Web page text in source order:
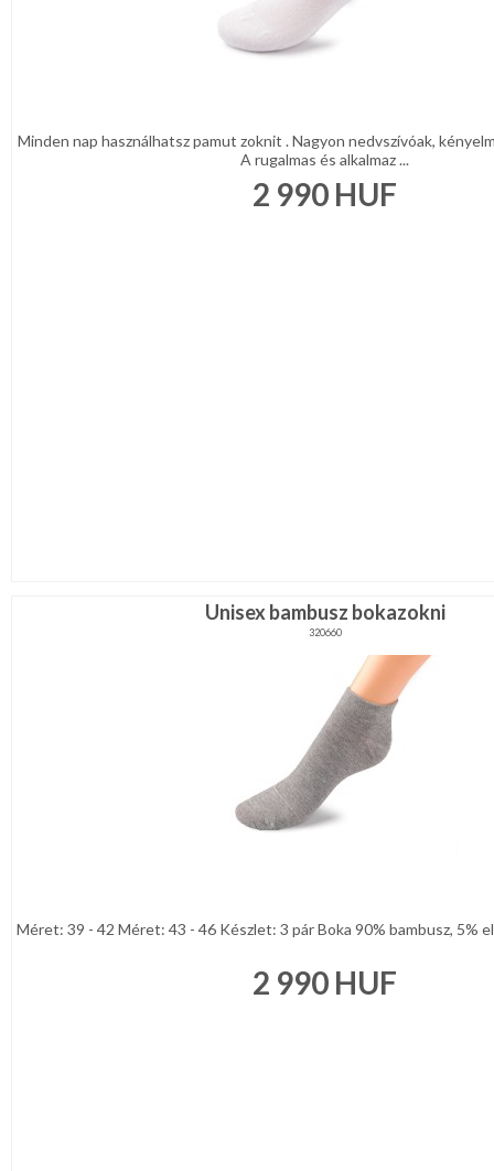
Minden nap használhatsz pamut zoknit . Nagyon nedvszívóak,
A rugalmas és alkalmaz ...
2 990 HUF
Unisex bambusz bokazokni
320660
Méret: 39 - 42 Méret: 43 - 46 Készlet: 3 pár Boka 90% bambusz, 5%
2 990 HUF